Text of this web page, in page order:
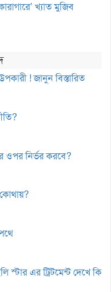
খ্যাত মুজিব
! জানুন বিস্তারিত
ওপর নির্ভর করবে?
কোথায়?
স্টার এর ট্রিটমেন্ট দেখে কি